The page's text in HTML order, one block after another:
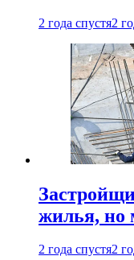
2 года спустя2
жилья, но
2 года спустя2